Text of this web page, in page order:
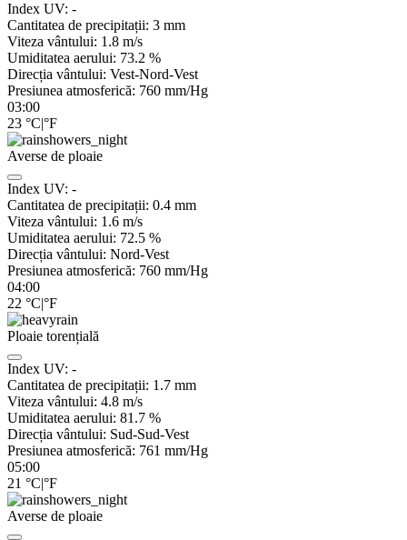
Index UV: -
Cantitatea de precipitații: 3 mm
Viteza vântului: 1.8 m/s
Umiditatea aerului: 73.2 %
Direcția vântului: Vest-Nord-Vest
Presiunea atmosferică: 760 mm/Hg
03:00
23 °C|°F
Averse de ploaie
Index UV: -
Cantitatea de precipitații: 0.4 mm
Viteza vântului: 1.6 m/s
Umiditatea aerului: 72.5 %
Direcția vântului: Nord-Vest
Presiunea atmosferică: 760 mm/Hg
04:00
22 °C|°F
Ploaie torențială
Index UV: -
Cantitatea de precipitații: 1.7 mm
Viteza vântului: 4.8 m/s
Umiditatea aerului: 81.7 %
Direcția vântului: Sud-Sud-Vest
Presiunea atmosferică: 761 mm/Hg
05:00
21 °C|°F
Averse de ploaie